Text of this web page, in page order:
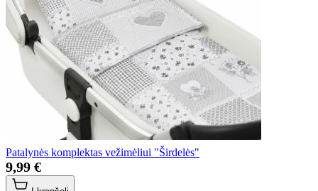
Patalynės komplektas vežimėliui "Širdelės"
9,99 €